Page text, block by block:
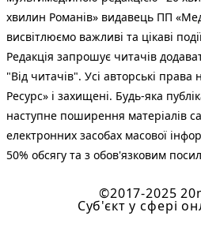
хвилин Романів» видавець ПП
висвітлюємо важливі та цікаві
Редакція запрошує читачів
"Від читачів". Усі авторські
Ресурс» і захищені. Будь-яка
наступне поширення матеріалів
електронних засобах масової
50% обсягу та з обов'язковим
©2017-2025
Cуб'єкт у сфері